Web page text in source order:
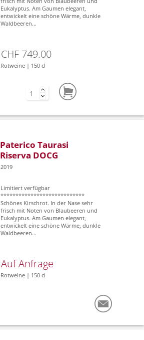
Eukalyptus. Am Gaumen elegant,
entwickelt eine schöne Wärme, dunkle
Waldbeeren...
CHF 749.00
Rotweine | 150 cl
Paterico Taurasi
Riserva DOCG
2019
Limitiert verfügbar
****************************
Schönes Kirschrot. In der Nase sehr
frisch mit Noten von Blaubeeren und
Eukalyptus. Am Gaumen elegant,
entwickelt eine schöne Wärme, dunkle
Waldbeeren...
Auf Anfrage
Rotweine | 150 cl